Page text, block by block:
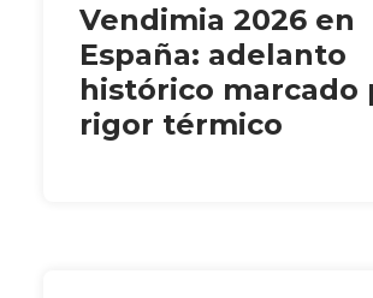
Vendimia 2026 en
España: adelanto
histórico marcado
rigor térmico